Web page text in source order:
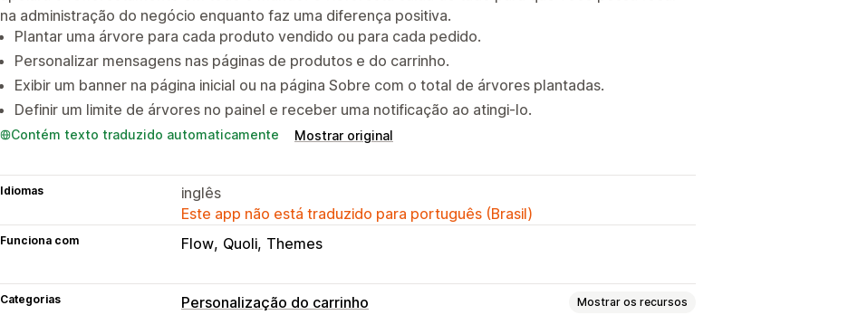
na administração do negócio enquanto faz uma diferença positiva.
Plantar uma árvore para cada produto vendido ou para cada pedido.
Personalizar mensagens nas páginas de produtos e do carrinho.
Exibir um banner na página inicial ou na página Sobre com o total de árvores plantadas.
Definir um limite de árvores no painel e receber uma notificação ao atingi-lo.
Contém texto traduzido automaticamente Mostrar original
Idiomas
inglês
Este app não está traduzido para português (Brasil)
Funciona com Flow Quoli Themes
Categorias Personalização do carrinho Mostrar os recursos